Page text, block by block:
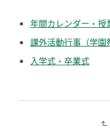
年間カレンダー・授
課外活動行事（学園
入学式・卒業式